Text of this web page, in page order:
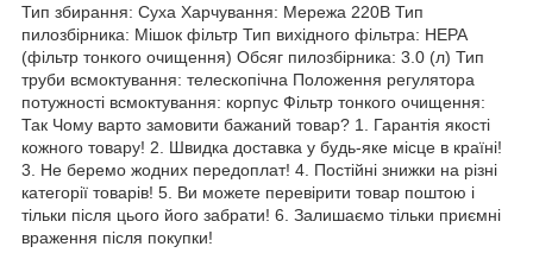
Тип збирання: Суха Харчування: Мережа 220В Тип
пилозбірника: Мішок фільтр Тип вихідного фільтра: HEPA
(фільтр тонкого очищення) Обсяг пилозбірника: 3.0 (л) Тип
труби всмоктування: телескопічна Положення регулятора
потужності всмоктування: корпус Фільтр тонкого очищення:
Так Чому варто замовити бажаний товар? 1. Гарантія якості
кожного товару! 2. Швидка доставка у будь-яке місце в країні!
3. Не беремо жодних передоплат! 4. Постійні знижки на різні
категорії товарів! 5. Ви можете перевірити товар поштою і
тільки після цього його забрати! 6. Залишаємо тільки приємні
враження після покупки!